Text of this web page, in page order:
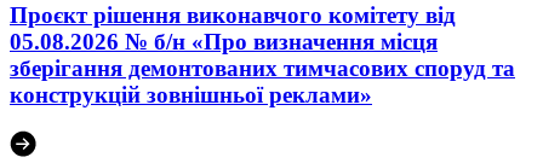
Проєкт рішення виконавчого комітету від
05.08.2026 № б/н «Про визначення місця
зберігання демонтованих тимчасових споруд та
конструкцій зовнішньої реклами»